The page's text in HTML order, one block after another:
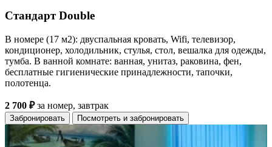
Стандарт Double
В номере (17 м2): двуспальная кровать, Wifi, телевизор,
кондиционер, холодильник, стулья, стол, вешалка для одежды,
тумба. В ванной комнате: ванная, унитаз, раковина, фен,
бесплатные гигиенические принадлежности, тапочки,
полотенца.
2 700 ₽за номер, завтрак
Забронировать Посмотреть и забронировать